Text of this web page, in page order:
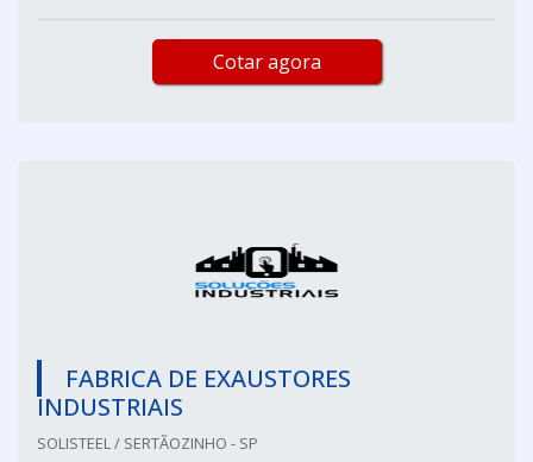
Cotar agora
FABRICA DE EXAUSTORES
INDUSTRIAIS
SOLISTEEL / SERTÃOZINHO - SP